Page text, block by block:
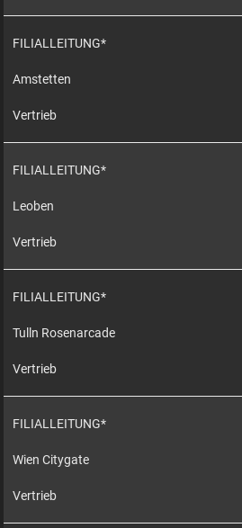
FILIALLEITUNG*
Amstetten
Vertrieb
FILIALLEITUNG*
Leoben
Vertrieb
FILIALLEITUNG*
Tulln Rosenarcade
Vertrieb
FILIALLEITUNG*
Wien Citygate
Vertrieb